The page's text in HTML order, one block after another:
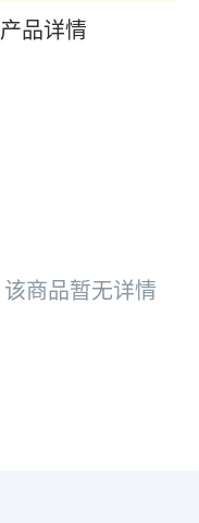
产品详情
该商品暂无详情